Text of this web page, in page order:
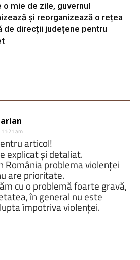
o mie de zile, guvernul
și reorganizează o rețea
de direcții județene pentru
am
articol!
explicat și detaliat.
România problema violenței
are prioritate.
cu o problemă foarte gravă,
în general nu este
împotriva violenței.